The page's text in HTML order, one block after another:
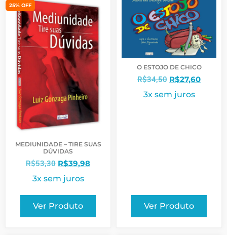
25% OFF
MEDIUNIDADE – TIRE SUAS
DÚVIDAS
R$53,30 R$39,98
3x sem juros
Ver Produto
O ESTOJO DE CHICO
R$34,50 R$27,60
3x sem juros
Ver Produto